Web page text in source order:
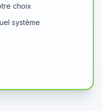
choix
système